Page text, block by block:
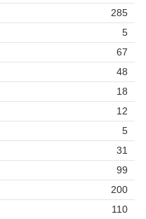
285
5
67
48
18
12
5
31
99
200
110